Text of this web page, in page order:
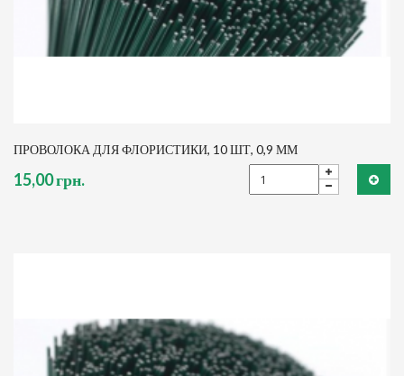
ПРОВОЛОКА ДЛЯ ФЛОРИСТИКИ, 10 ШТ, 0,9 ММ
15,00 грн.